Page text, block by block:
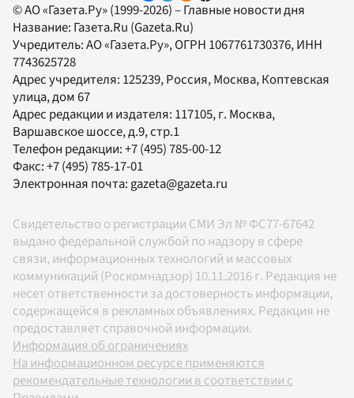
© АО «Газета.Ру» (1999-2026) – Главные новости дня
Название: Газета.Ru (Gazeta.Ru)
Учредитель:АО «Газета.Ру», ОГРН 1067761730376, ИНН
7743625728
Адрес учредителя: 125239, Россия, Москва, Коптевская
улица, дом 67
Адрес редакции и издателя: 117105, г. Москва,
Варшавское шоссе, д.9, стр.1
Телефон редакции:+7 (495) 785-00-12
Факс:+7 (495) 785-17-01
Электронная почта:gazeta@gazeta.ru
Свидетельство о регистрации СМИ Эл № ФС77-67642
выдано федеральной службой по надзору в сфере
связи, информационных технологий и массовых
коммуникаций (Роскомнадзор) 10.11.2016 г. Редакция не
несет ответственности за достоверность информации,
содержащейся в рекламных объявлениях. Редакция не
предоставляет справочной информации.
Информация об ограничениях
На информационном ресурсе применяются
рекомендательные технологии в соответствии с